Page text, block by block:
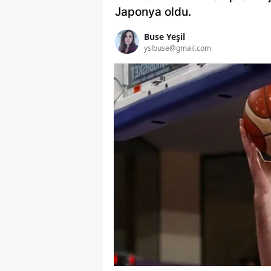
Japonya oldu.
Buse Yeşil
yslbuse@gmail.com